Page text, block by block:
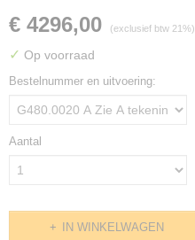
€ 4296,00 (exclusief btw 21%)
✓ Op voorraad
Bestelnummer en uitvoering:
Aantal
IN WINKELWAGEN